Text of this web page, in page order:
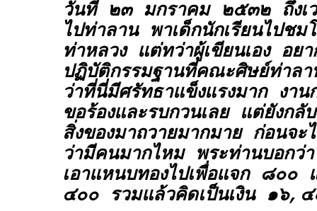
วันที่ ๒๓ มกราคม ๒๕๓๒ ถึงเว
ไปท่าลาน พาเด็กนักเรียนไปชม
ท่าหลวง แต่ทว่าผู้เขียนเอง อย
ปฏิบัติกรรมฐานที่คณะศิษย์ท่าล
ว่าที่นี่มีศรัทธาแข็งแรงมาก งาน
ขอร้องและรบกวนเลย แต่ยังกลั
สิ่งของมาถวายมากมาย ก่อนจะ
ว่ามีคนมากไหม พระท่านบอกว่
เอาแหนบทองไปเพื่อแจก ๘๐๐
๔๐๐ รวมแล้วคิดเป็นเงิน ๑๖,